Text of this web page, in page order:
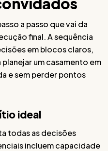
a passo que vai da
final. A sequência
em blocos claros,
um casamento em
e sem perder pontos
ideal
todas as decisões
incluem capacidade